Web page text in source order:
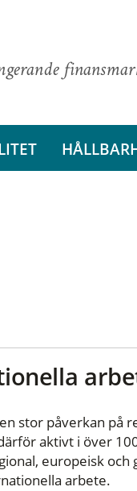
stor påverkan på
aktivt i över
europeisk och
arbete.